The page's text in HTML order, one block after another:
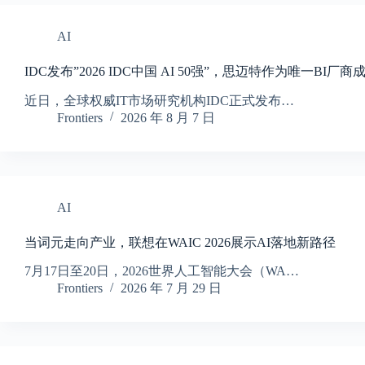
AI
IDC发布”2026 IDC中国 AI 50强”，思迈特作为唯一BI厂商
近日，全球权威IT市场研究机构IDC正式发布…
Frontiers
2026 年 8 月 7 日
AI
当词元走向产业，联想在WAIC 2026展示AI落地新路径
7月17日至20日，2026世界人工智能大会（WA…
Frontiers
2026 年 7 月 29 日